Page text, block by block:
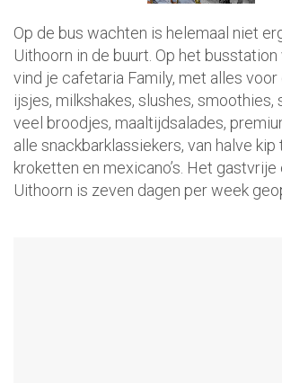
Op de bus wachten is helemaal niet
Uithoorn in de buurt. Op het busstation
vind je cafetaria Family, met alles voor
ijsjes, milkshakes, slushes, smoothies,
veel broodjes, maaltijdsalades,
alle snackbarklassiekers, van halve kip
kroketten en mexicano’s. Het
Uithoorn is zeven dagen per week